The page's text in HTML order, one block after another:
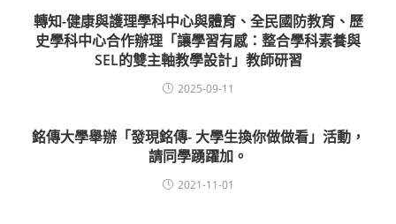
轉知-健康與護理學科中心與體育、全民國防教育、歷
史學科中心合作辦理「讓學習有感：整合學科素養與
SEL的雙主軸教學設計」教師研習
2025-09-11
銘傳大學舉辦「發現銘傳- 大學生換你做做看」活動，
請同學踴躍加。
2021-11-01